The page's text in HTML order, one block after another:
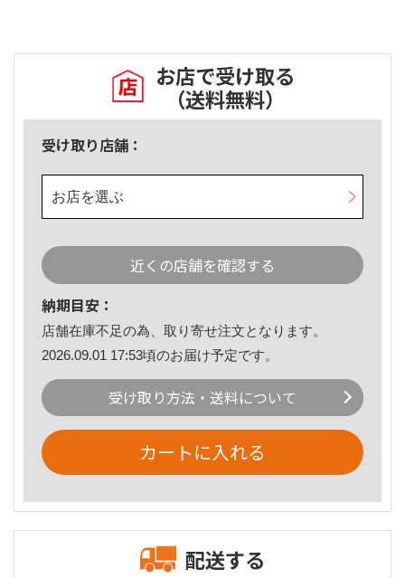
お店で受け取る
（送料無料）
受け取り店舗：
お店を選ぶ
近くの店舗を確認する
納期目安：
店舗在庫不足の為、取り寄せ注文となります。
2026.09.01 17:53頃のお届け予定です。
受け取り方法・送料について
カートに入れる
配送する